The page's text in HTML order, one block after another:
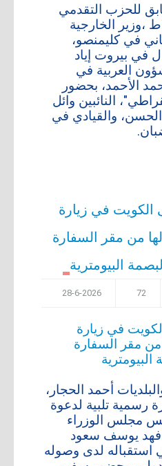
للحزب التقدمي
،وزير الخارجية
في كليمنصو،
في بيروت إياد
العربية في
الأحمد، بحضور
النائبين وائل
الحسن، والقيادي في
الكويت في زيارة
من مقر السفارة
البيومترية
28-6-2026 72
أحمد الحجار،
رسمية تلبية لدعوة
مجلس الوزراء
فهد يوسف سعود
استقباله لدى وصوله